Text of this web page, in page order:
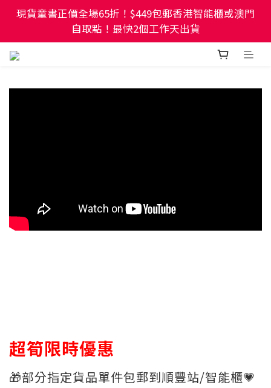
現貨童書正價全場65折！$449包郵香港智能櫃或澳門
自取點！最快2個工作天出貨
幼稚園及小學試卷/練習📚任選3件85折🌟5件75折
現貨童書正價全場65折！$449包郵香港智能櫃或澳門
prev
超筍限時優惠
🎁部分指定貨品單件包郵到順豐站/智能櫃💗